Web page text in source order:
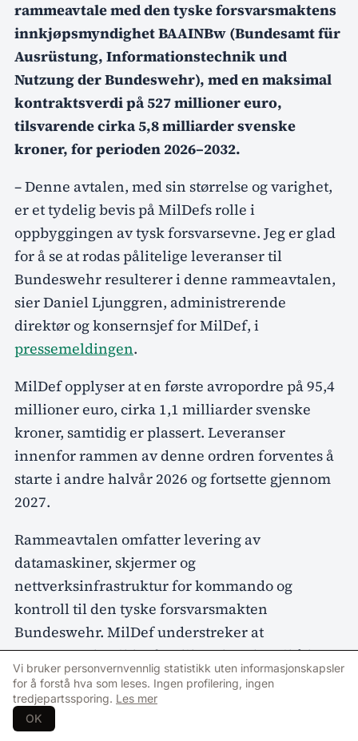
rammeavtale med den tyske forsvarsmaktens
innkjøpsmyndighet BAAINBw (Bundesamt für
Ausrüstung, Informationstechnik und
Nutzung der Bundeswehr), med en maksimal
kontraktsverdi på 527 millioner euro,
tilsvarende cirka 5,8 milliarder svenske
kroner, for perioden 2026–2032.
– Denne avtalen, med sin størrelse og varighet,
er et tydelig bevis på MilDefs rolle i
oppbyggingen av tysk forsvarsevne. Jeg er glad
for å se at rodas pålitelige leveranser til
Bundeswehr resulterer i denne rammeavtalen,
sier Daniel Ljunggren, administrerende
direktør og konsernsjef for MilDef, i
pressemeldingen.
MilDef opplyser at en første avropordre på 95,4
millioner euro, cirka 1,1 milliarder svenske
kroner, samtidig er plassert. Leveranser
innenfor rammen av denne ordren forventes å
starte i andre halvår 2026 og fortsette gjennom
2027.
Rammeavtalen omfatter levering av
datamaskiner, skjermer og
nettverksinfrastruktur for kommando og
kontroll til den tyske forsvarsmakten
Bundeswehr. MilDef understreker at
rammeavtalen ikke forplikter kunden til å legge
inn bestillinger, men opplyser at en betydelig
andel av den maksimale kontraktsverdien
historisk sett har blitt omgjort til faktiske ordrer
Vi bruker personvernvennlig statistikk uten informasjonskapsler
for å forstå hva som leses. Ingen profilering, ingen
tredjepartssporing. Les mer
OK